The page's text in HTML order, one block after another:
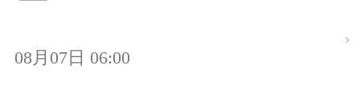
08月07日 06:00